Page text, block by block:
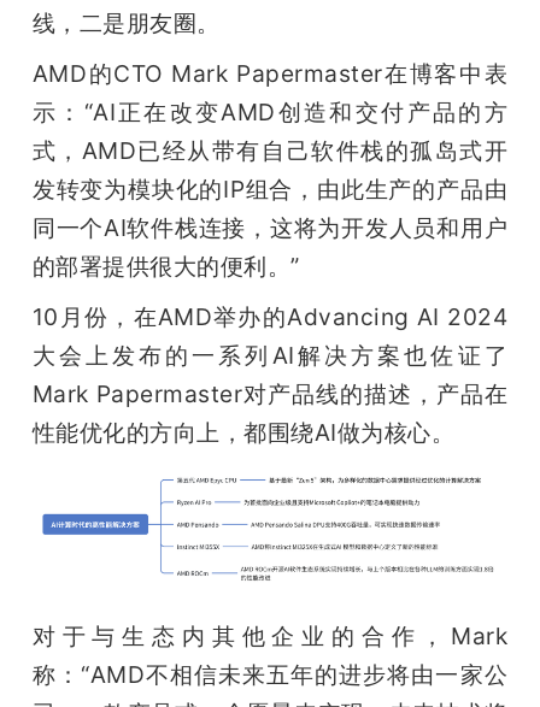
线，二是朋友圈。
AMD的CTO Mark Papermaster在博客中表
示：“AI正在改变AMD创造和交付产品的方
式，AMD已经从带有自己软件栈的孤岛式开
发转变为模块化的IP组合，由此生产的产品由
同一个AI软件栈连接，这将为开发人员和用户
的部署提供很大的便利。”
10月份，在AMD举办的Advancing AI 2024
大会上发布的一系列AI解决方案也佐证了
Mark Papermaster对产品线的描述，产品在
性能优化的方向上，都围绕AI做为核心。
对于与生态内其他企业的合作，Mark
称：“AMD不相信未来五年的进步将由一家公